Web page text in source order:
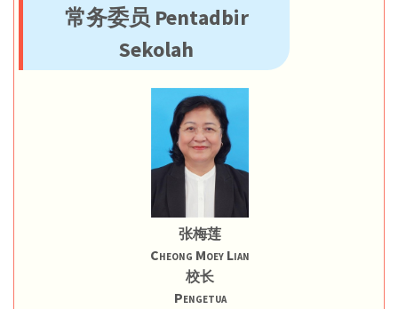
常务委员 Pentadbir
Sekolah
张梅莲
Cheong Moey Lian
校长
Pengetua